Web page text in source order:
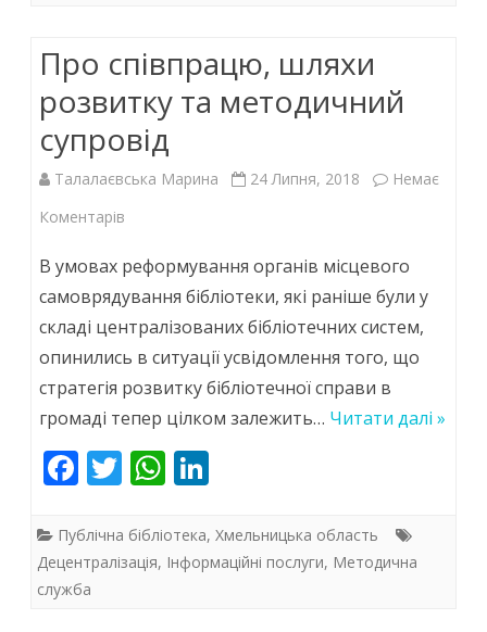
k p
Про співпрацю, шляхи
розвитку та методичний
супровід
Талалаєвська Марина 24 Липня, 2018
Немає
Коментарів
Про
співпрацю,
шляхи
розвитку
супровід
В умовах реформування органів місцевого
самоврядування бібліотеки, які раніше були у
складі централізованих бібліотечних систем,
опинились в ситуації усвідомлення того, що
стратегія розвитку бібліотечної справи в
громаді тепер цілком залежить… Читати далі »
F
e
b
o
T
itt
er
W
at
s
k
e
Публічна бібліотека, Хмельницька область
Децентралізація, Інформаційні послуги, Методична
служба